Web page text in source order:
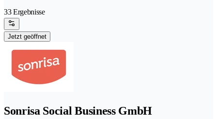
33 Ergebnisse
Jetzt geöffnet
Sonrisa Social Business GmbH